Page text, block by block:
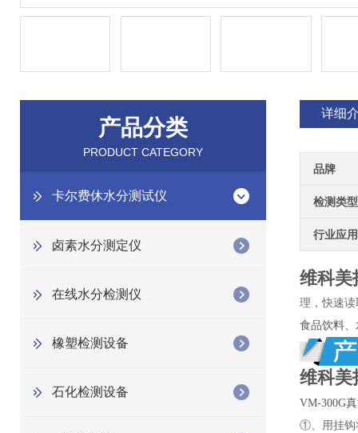
产品分类
PRODUCT CATEGORY
卡尔费休水分测试仪
卤素水分测定仪
在线水分检测仪
橡塑检测设备
石化检测设备
详细
品牌
检测类型
行业应用
维科美
理，快速读
食品饮料
维科美
VM-300G
①、用挂钩